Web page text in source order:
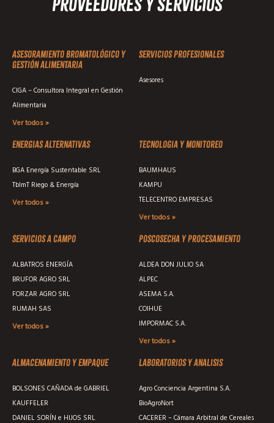
Asesoramiento Bromatológico y
Gestión Alimentaria
CIGA – Consultora Integral en Gestión
Alimentaria
Ver todos »
Servicios profesionales
Asesores
Energias alternativas
BGA Energía Sustentable SRL
TblmT Riego & Energía
Ver todos »
Tecnologia y monitoreo
BAUMHAUS
KAMPU
TELECENTRO EMPRESAS
Ver todos »
Servicios a campo
ALBATROS ENERGÍA
BRUFOR AGRO SRL
FORZAR AGRO SRL
RUMAH SAS
Ver todos »
Poscosecha y procesamiento
ALDEA DON JULIO SA
ALPEC
ASEMA S.A.
COIHUE
IMPORMAC S.A.
Ver todos »
Almacenamiento y empaque
BOLSONES CAÑADA de GABRIEL
KAUFFELER
DANIEL SORÍN e HIJOS SRL
Laboratorios y analisis
Agro Conciencia Argentina S.A.
BioAgroNort
CACERER – Cámara Arbitral de Cereales